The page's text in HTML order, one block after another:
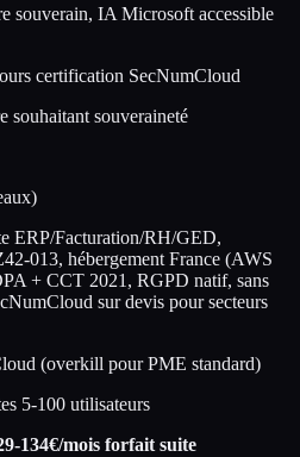
souverain, IA Microsoft accessible
certification SecNumCloud
souhaitant souveraineté
ERP/Facturation/RH/GED,
013, hébergement France (AWS
+ CCT 2021, RGPD natif, sans
sur devis pour secteurs
(overkill pour PME standard)
5-100 utilisateurs
134€/mois forfait suite